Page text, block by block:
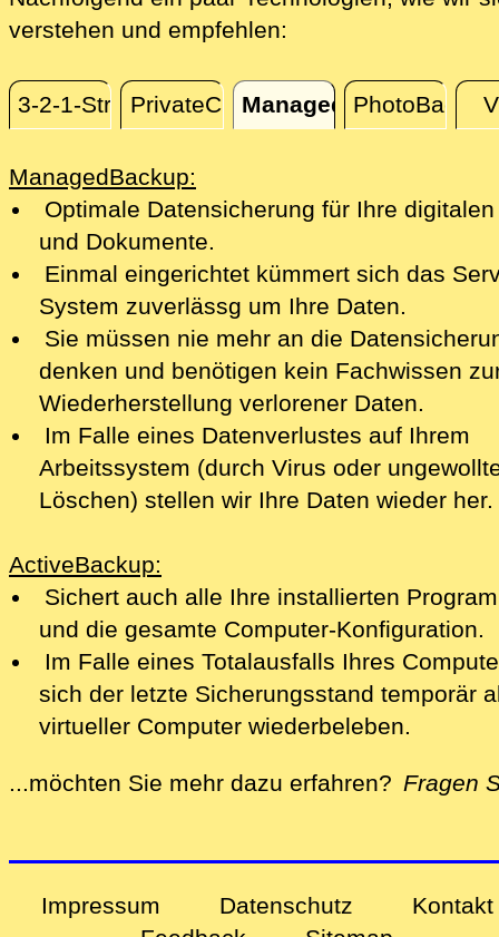
verstehen und empfehlen:
3-2-1-StrategiePrivateCloudManagedBackup
PhotoBackup
ManagedBackup
ManagedBackup:
Optimale Datensicherung für Ihre
und Dokumente.
Einmal eingerichtet kümmert sich das
System zuverlässg um Ihre Daten.
Sie müssen nie mehr an die
denken und benötigen kein Fachwissen
Wiederherstellung verlorener Daten.
Im Falle eines Datenverlustes auf Ihrem
Arbeitssystem (durch Virus oder
Löschen) stellen wir Ihre Daten wieder her.
ActiveBackup:
Sichert auch alle Ihre installierten
und die gesamte Computer-Konfiguration.
Im Falle eines Totalausfalls Ihres
sich der letzte Sicherungsstand temporär
virtueller Computer wiederbeleben.
...möchten Sie mehr dazu erfahren? Fragen
Impressum Datenschutz
Kontakt